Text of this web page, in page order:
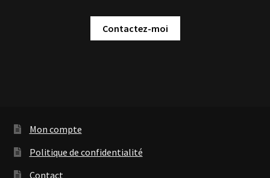
Contactez-moi
Mon compte
Politique de confidentialité
Contact